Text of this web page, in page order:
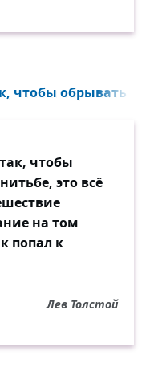
чтобы обрывать
чтобы
это всё
на том
попал к
Лев Толстой